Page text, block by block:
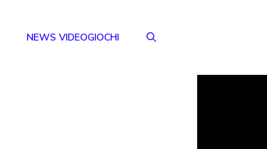
NEWS VIDEOGIOCHI